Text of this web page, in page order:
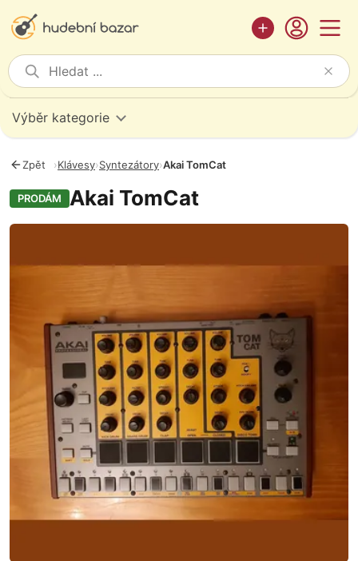
Výběr kategorie
Zpět ›Klávesy›Syntezátory›Akai TomCat
PRODÁM Akai TomCat
Fotografie